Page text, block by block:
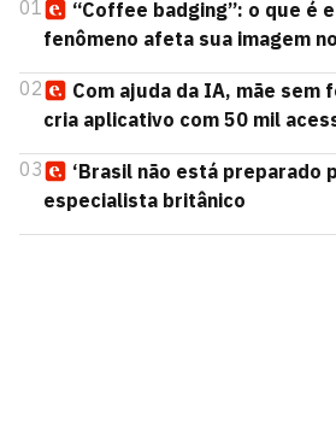
01
“Coffee badging”: o que é
fenômeno afeta sua imagem
02
Com ajuda da IA, mãe sem
cria aplicativo com 50 mil
03
‘Brasil não está preparado
especialista britânico